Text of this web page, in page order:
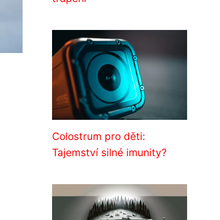
Colostrum pro děti:
Tajemství silné imunity?